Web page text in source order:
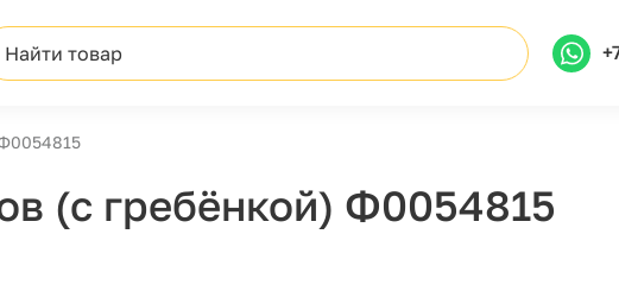
Найти товар
(с гребёнкой) Ф0054815